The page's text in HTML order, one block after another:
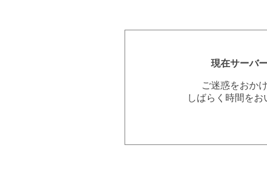
現在サーバ
ご迷惑をおか
しばらく時間を